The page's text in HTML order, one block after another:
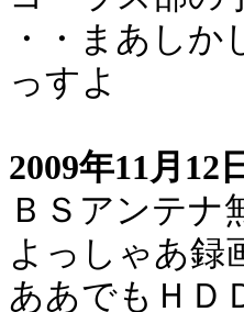
・・まあし
っすよ
2009年11月12
ＢＳアンテナ
よっしゃあ録
ああでもＨＤ